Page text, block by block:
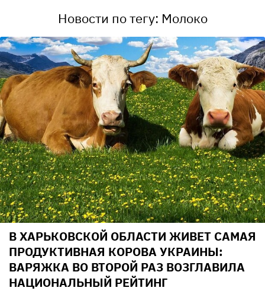
Новости по тегу: Молоко
В ХАРЬКОВСКОЙ ОБЛАСТИ ЖИВЕТ САМАЯ
ПРОДУКТИВНАЯ КОРОВА УКРАИНЫ:
ВАРЯЖКА ВО ВТОРОЙ РАЗ ВОЗГЛАВИЛА
НАЦИОНАЛЬНЫЙ РЕЙТИНГ